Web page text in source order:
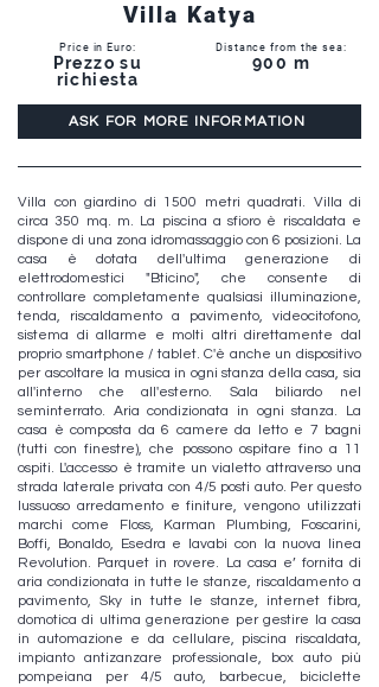
Villa Katya
Price in Euro:
Prezzo su
richiesta
Distance from the sea:
900 m
ASK FOR MORE INFORMATION
Villa con giardino di 1500 metri quadrati. Villa di
circa 350 mq. m. La piscina a sfioro è riscaldata e
dispone di una zona idromassaggio con 6 posizioni. La
casa è dotata dell'ultima generazione di
elettrodomestici "Bticino", che consente di
controllare completamente qualsiasi illuminazione,
tenda, riscaldamento a pavimento, videocitofono,
sistema di allarme e molti altri direttamente dal
proprio smartphone / tablet. C'è anche un dispositivo
per ascoltare la musica in ogni stanza della casa, sia
all'interno che all'esterno. Sala biliardo nel
seminterrato. Aria condizionata in ogni stanza. La
casa è composta da 6 camere da letto e 7 bagni
(tutti con finestre), che possono ospitare fino a 11
ospiti. L'accesso è tramite un vialetto attraverso una
strada laterale privata con 4/5 posti auto. Per questo
lussuoso arredamento e finiture, vengono utilizzati
marchi come Floss, Karman Plumbing, Foscarini,
Boffi, Bonaldo, Esedra e lavabi con la nuova linea
Revolution. Parquet in rovere. La casa e’ fornita di
aria condizionata in tutte le stanze, riscaldamento a
pavimento, Sky in tutte le stanze, internet fibra,
domotica di ultima generazione per gestire la casa
in automazione e da cellulare, piscina riscaldata,
impianto antizanzare professionale, box auto più
pompeiana per 4/5 auto, barbecue, biciclette